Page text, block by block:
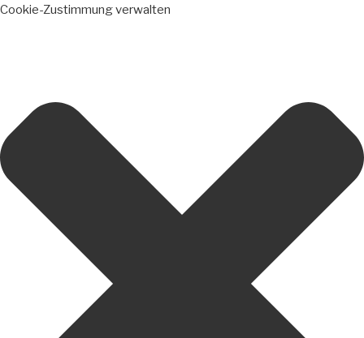
Cookie-Zustimmung verwalten